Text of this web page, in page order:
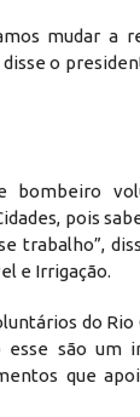
mudar a
o
pois
trabalho”,
e Irrigação.
do
são
que